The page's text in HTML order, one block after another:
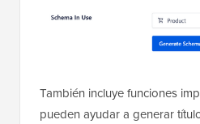
También incluye funciones
pueden ayudar a generar